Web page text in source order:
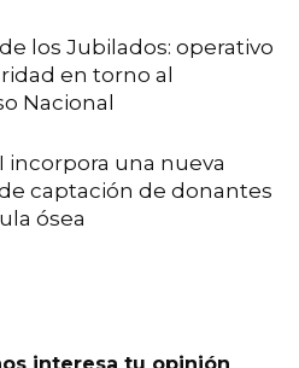
los Jubilados: operativo
en torno al
Nacional
incorpora una nueva
captación de donantes
ósea